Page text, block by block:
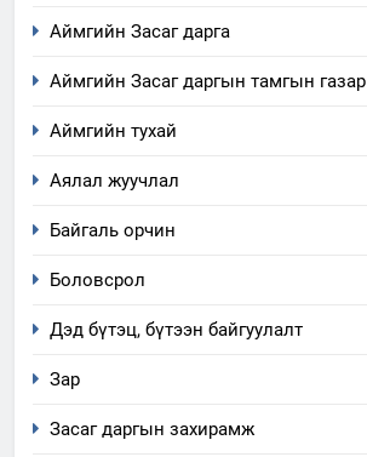
Аймгийн Засаг дарга
Аймгийн Засаг даргын тамгын газар
Аймгийн тухай
Аялал жуучлал
Байгаль орчин
Боловсрол
Дэд бүтэц, бүтээн байгуулалт
Зар
Засаг даргын захирамж